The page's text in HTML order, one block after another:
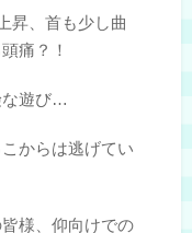
昇、首も少し曲
痛？！
な遊び…
からは逃げてい
様、仰向けでの